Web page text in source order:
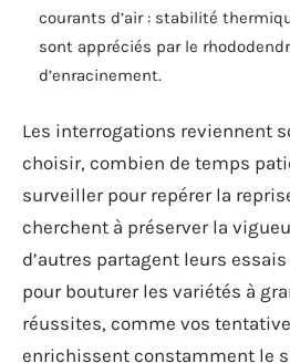
courants d’air : stabilité
sont appréciés par le
d’enracinement.
Les interrogations reviennent
choisir, combien de temps
surveiller pour repérer la
cherchent à préserver la
d’autres partagent leurs
pour bouturer les variétés à
réussites, comme vos
enrichissent constamment le